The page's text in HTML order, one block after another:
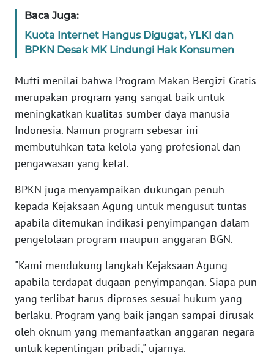
Baca Juga:
Kuota Internet Hangus Digugat, YLKI dan
BPKN Desak MK Lindungi Hak Konsumen
Mufti menilai bahwa Program Makan Bergizi Gratis
merupakan program yang sangat baik untuk
meningkatkan kualitas sumber daya manusia
Indonesia. Namun program sebesar ini
membutuhkan tata kelola yang profesional dan
pengawasan yang ketat.
BPKN juga menyampaikan dukungan penuh
kepada Kejaksaan Agung untuk mengusut tuntas
apabila ditemukan indikasi penyimpangan dalam
pengelolaan program maupun anggaran BGN.
"Kami mendukung langkah Kejaksaan Agung
apabila terdapat dugaan penyimpangan. Siapa pun
yang terlibat harus diproses sesuai hukum yang
berlaku. Program yang baik jangan sampai dirusak
oleh oknum yang memanfaatkan anggaran negara
untuk kepentingan pribadi," ujarnya.
SUMUT
JAKARTA
WN
JABAR
WN
BANTEN
WN
NTT
KEPRI
WN
PAPUA
PAPUA